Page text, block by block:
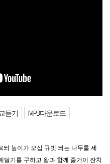
듣기 MP3다운로드
높이가 오십 규빗 되는 나무를 세
달기를 구하고 왕과 함께 즐거이 잔치